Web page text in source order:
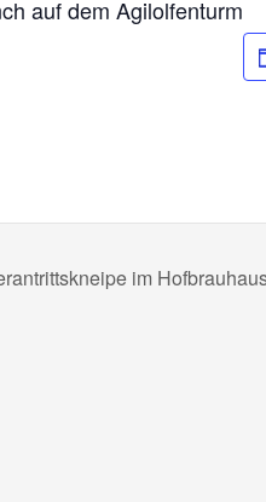
auf dem Agilolfenturm
im